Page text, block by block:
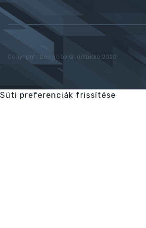
Copyright- Design by GuruStudio 2020
Süti preferenciák frissítése